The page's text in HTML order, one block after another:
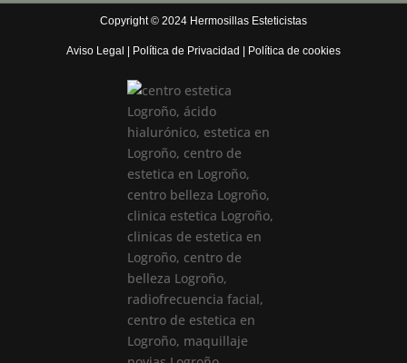
Copyright © 2024 Hermosillas Esteticistas
Aviso Legal Política de Privacidad Política de cookies